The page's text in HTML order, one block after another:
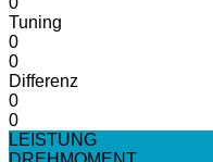
Tuning
0
0
Differenz
0
0
LEISTUNG